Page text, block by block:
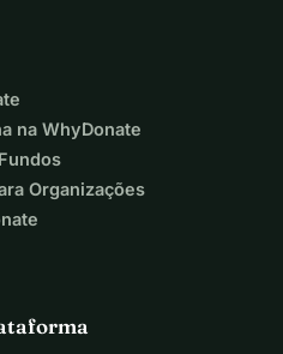
na WhyDonate
Organizações